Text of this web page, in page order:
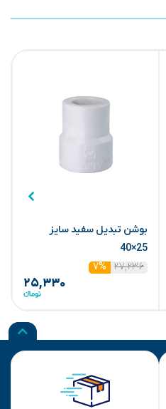
بوشن تبدیل سفید سایز
25×40
۲۷,۲۳۶
۷%
۲۵,۳۳۰